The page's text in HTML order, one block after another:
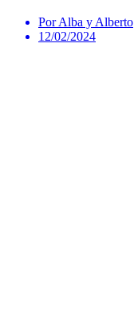
Por Alba y Alberto
12/02/2024